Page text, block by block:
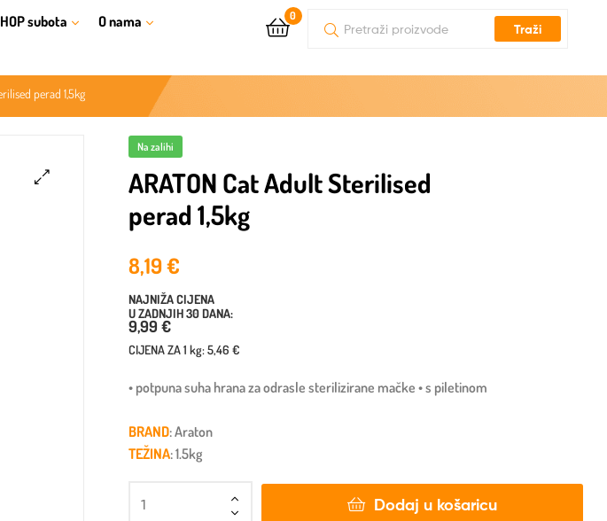
HOP subota O nama 0
Traži
perad 1,5kg
Na zalihi
ARATON Cat Adult Sterilised
perad 1,5kg
8,19€
NAJNIŽA CIJENA
U ZADNJIH 30 DANA:
9,99 €
CIJENA ZA1 kg:5,46 €
• potpuna suha hrana za odrasle sterilizirane mačke • s piletinom
BRAND: Araton
TEŽINA: 1.5kg
Dodaj u košaricu